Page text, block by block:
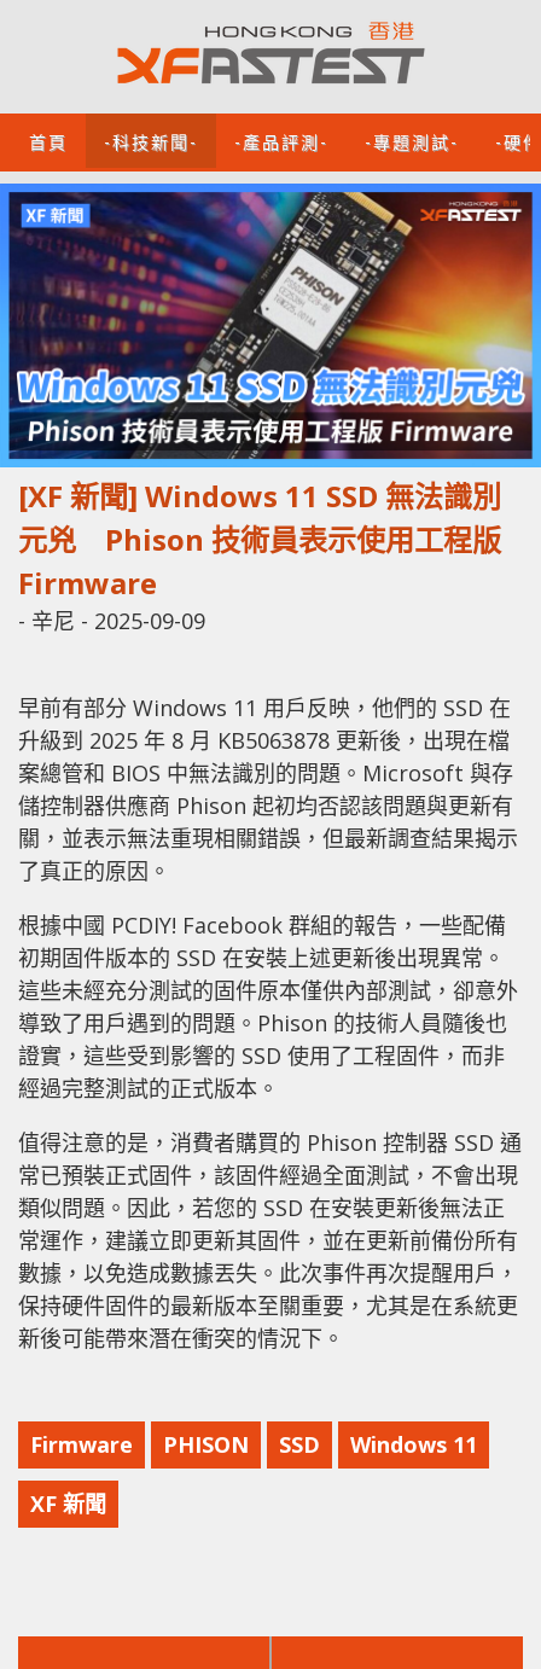
首頁 -科技新聞- -產品評測- -專題測試- -硬
[XF 新聞] Windows 11 SSD 無法識別
元兇 Phison 技術員表示使用工程版
Firmware
- 辛尼 - 2025-09-09
早前有部分 Windows 11 用戶反映，他們的 SSD 在
升級到 2025 年 8 月 KB5063878 更新後，出現在檔
案總管和 BIOS 中無法識別的問題。Microsoft 與存
儲控制器供應商 Phison 起初均否認該問題與更新有
關，並表示無法重現相關錯誤，但最新調查結果揭示
了真正的原因。
根據中國 PCDIY! Facebook 群組的報告，一些配備
初期固件版本的 SSD 在安裝上述更新後出現異常。
這些未經充分測試的固件原本僅供內部測試，卻意外
導致了用戶遇到的問題。Phison 的技術人員隨後也
證實，這些受到影響的 SSD 使用了工程固件，而非
經過完整測試的正式版本。
值得注意的是，消費者購買的 Phison 控制器 SSD 通
常已預裝正式固件，該固件經過全面測試，不會出現
類似問題。因此，若您的 SSD 在安裝更新後無法正
常運作，建議立即更新其固件，並在更新前備份所有
數據，以免造成數據丟失。此次事件再次提醒用戶，
保持硬件固件的最新版本至關重要，尤其是在系統更
新後可能帶來潛在衝突的情況下。
Firmware PHISON SSD Windows 11
XF 新聞